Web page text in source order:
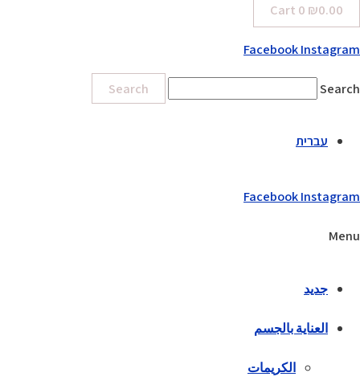
₪0.00
0
Cart
FacebookInstagram
Search
Search
עברית
FacebookInstagram
Menu
جديد
العناية بالجسم
الكريمات